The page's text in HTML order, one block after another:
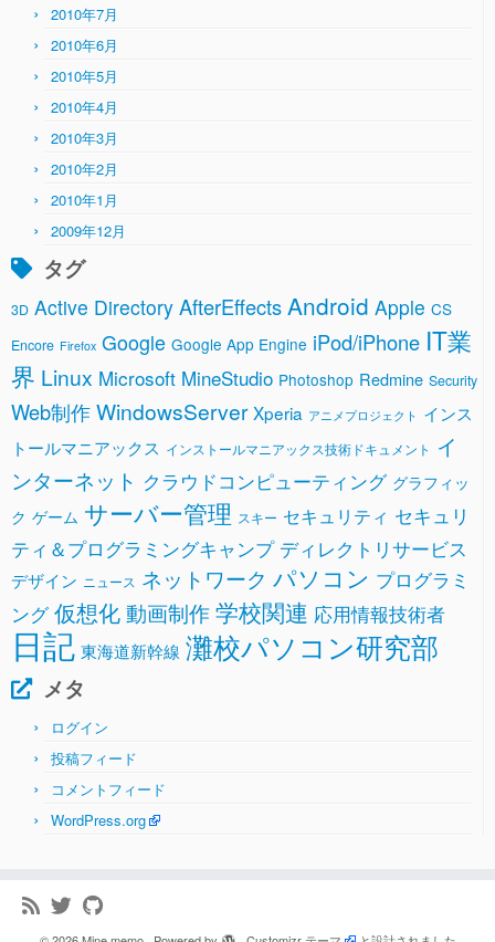
2010年7月
2010年6月
2010年5月
2010年4月
2010年3月
2010年2月
2010年1月
2009年12月
タグ
3D Active Directory AfterEffectsAndroid Apple CS
Encore Firefox Google Google App Engine iPod/iPhone IT業
界 Linux Microsoft MineStudio Photoshop Redmine Security
Web制作WindowsServer Xperia アニメプロジェクト インス
トールマニアックス インストールマニアックス技術ドキュメント イ
ンターネット クラウドコンピューティング グラフィッ
ク ゲーム サーバー管理 スキー セキュリティ セキュリ
ティ＆プログラミングキャンプ ディレクトリサービス
デザイン ニュース ネットワーク パソコン プログラミ
ング 仮想化動画制作学校関連 応用情報技術者
日記 東海道新幹線 灘校パソコン研究部
メタ
ログイン
投稿フィード
コメントフィード
WordPress.org